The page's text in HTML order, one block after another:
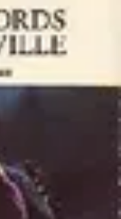
RecettesRecettes